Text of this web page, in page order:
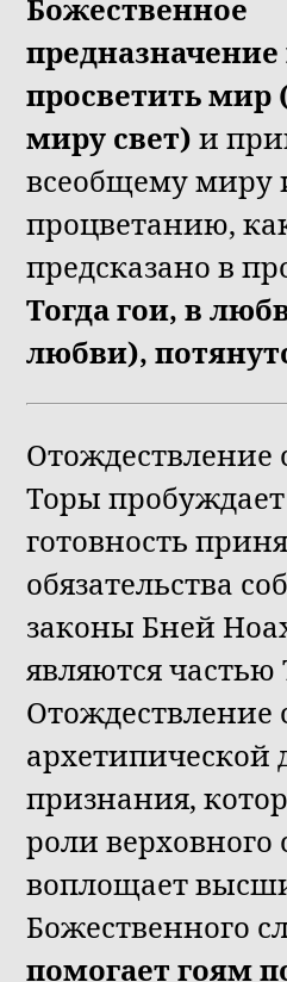
Божественное
просветить мир
миру свет) и
всеобщему миру
процветанию,
предсказано в
Тогда гои, в
любви),
Отождествление
Торы пробуждает
готовность
обязательства
законы Бней
являются частью
Отождествление
архетипической
признания,
роли
воплощает
Божественного
помогает гоям